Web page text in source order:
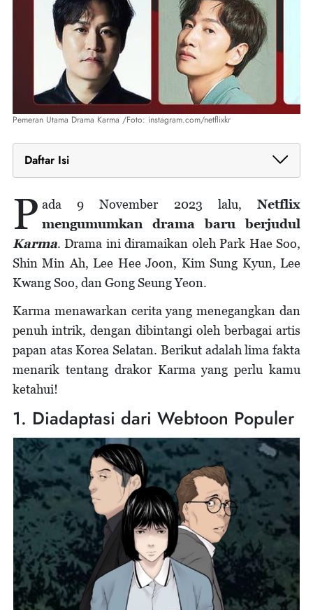
Pemeran Utama Drama Karma /Foto: instagram.com/netflixkr
Daftar Isi
2. Park Hae Soo dan Shin Min Ah Jadi Pemeran
Utama
3. Artis Papan Atas Lainnya yang Turut Meramaikan
4. Disutradarai oleh Lee Il Hyung
5. Jadwal Tayang
P ada 9 November 2023 lalu, Netflix
mengumumkan drama baru berjudul
Karma. Drama ini diramaikan oleh Park Hae Soo,
Shin Min Ah, Lee Hee Joon, Kim Sung Kyun, Lee
Kwang Soo, dan Gong Seung Yeon.
Karma menawarkan cerita yang menegangkan dan
penuh intrik, dengan dibintangi oleh berbagai artis
papan atas Korea Selatan. Berikut adalah lima fakta
menarik tentang drakor Karma yang perlu kamu
ketahui!
1. Diadaptasi dari Webtoon Populer